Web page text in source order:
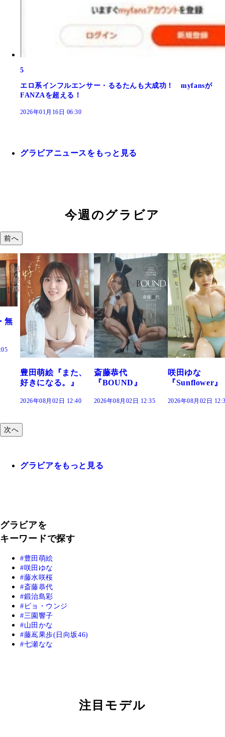
5
エロ系インフルエンサー・るるたんも大成功！ myfansが
FANZAを超える！
2026年01月16日 06:30
グラビアニュースをもっと見る
今週のグラビア
前へ
斎藤恭代
『BOUND』
2026年08月02日 12:35
咲田ゆな
『Sunflower』
2026年08月02日 12:30
藤水咲桜『花
だまり』
2026年08月02日
次へ
グラビアをもっと見る
グラビアを
キーワードで探す
豊田萌絵
咲田ゆな
藤水咲桜
斎藤恭代
鍛治島彩
ピョ・ウンジ
三園響子
山田かな
藤嶌果歩(日向坂46)
七瀬なな
注目モデル